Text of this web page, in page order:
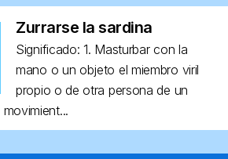
Zurrarse la sardina
Significado: 1. Masturbar con la
mano o un objeto el miembro viril
propio o de otra persona de un